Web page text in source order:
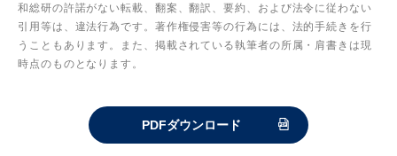
和総研の許諾がない転載、翻案、翻訳、要約、および法令に従わない
引用等は、違法行為です。著作権侵害等の行為には、法的手続きを行
うこともあります。また、掲載されている執筆者の所属・肩書きは現
時点のものとなります。
PDFダウンロード